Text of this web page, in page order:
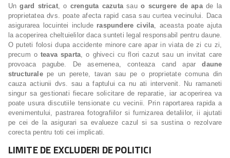
Ungard stricat, o crenguta cazutasauo scurgere de apade la
proprietatea dvs. poate afecta rapid casa sau curtea vecinului. Daca
asigurarea locuintei include raspundere civila, aceasta poate ajuta
la acoperirea cheltuielilor daca sunteti legal responsabil pentru daune.
O puteti folosi dupa accidente minore care apar in viata de zi cu zi,
precum oteava sparta, o ghiveci cu flori cazut sau un invitat care
provoaca pagube. De asemenea, conteaza cand apardaune
structuralepe un perete, tavan sau pe o proprietate comuna din
cauza actiunii dvs. sau a faptului ca nu ati intervenit. Nu ramaneti
singur sa gestionati fiecare solicitare de reparatie, iar acoperirea va
poate usura discutiile tensionate cu vecinii. Prin raportarea rapida a
evenimentului, pastrarea fotografiilor si furnizarea detaliilor, ii ajutati
pe cei de la asigurari sa evalueze cazul si sa sustina o rezolvare
corecta pentru toti cei implicati.
LIMITE DE EXCLUDERI DE POLITICI